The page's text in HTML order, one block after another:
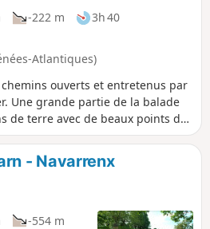
-222 m
3h 40
Atlantiques)
ouverts et entretenus par
Une grande partie de la balade
de terre avec de beaux points de
Pyrénées.
- Navarrenx
-554 m